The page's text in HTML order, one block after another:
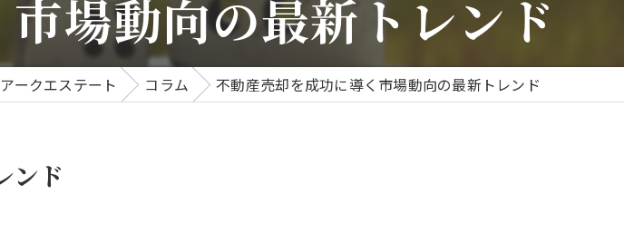
戸建て
マンション
場動向の最新トレンド
ークエステート コラム 不動産売却を成功に導く市場動向の最新トレンド
ンド